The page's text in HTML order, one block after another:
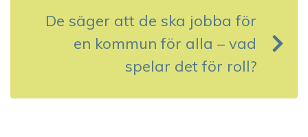
n
De säger att de ska jobba för
en kommun för alla – vad
spelar det för roll?